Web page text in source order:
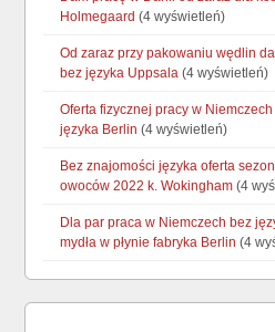
Holmegaard (4 wyświetleń)
Od zaraz przy pakowaniu wędlin
bez języka Uppsala (4 wyświetleń)
Oferta fizycznej pracy w
języka Berlin (4 wyświetleń)
Bez znajomości języka oferta
owoców 2022 k. Wokingham (4
Dla par praca w Niemczech bez
mydła w płynie fabryka Berlin (4